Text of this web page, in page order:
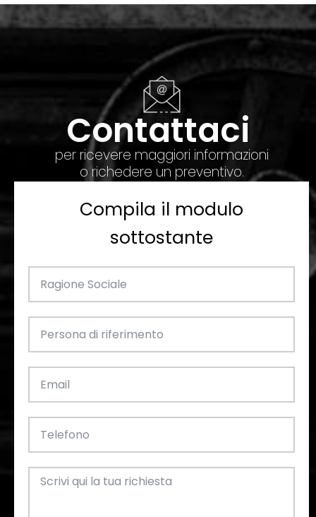
Contattaci
per ricevere maggiori informazioni
o richedere un preventivo.
Compila il modulo
sottostante